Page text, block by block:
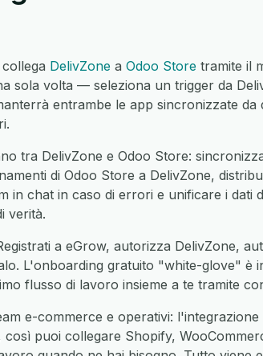
DelivZone a Odoo Store tramite il
sola volta — seleziona un trigger da
entrambe le app sincronizzate da
tra DelivZone e Odoo Store:
di Odoo Store a DelivZone,
in chat in caso di errori e unificare i dati
verità.
a eGrow, autorizza DelivZone,
L'onboarding gratuito "white-glove" è
flusso di lavoro insieme a te tramite
e-commerce e operativi:
così puoi collegare Shopify,